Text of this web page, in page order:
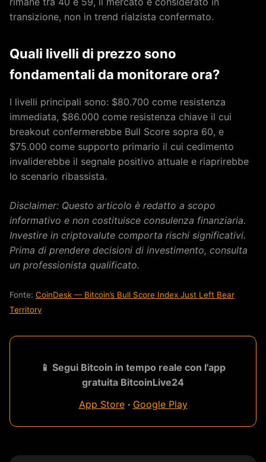
transizione, non in trend rialzista confermato.
Quali livelli di prezzo sono
fondamentali da monitorare ora?
I livelli principali sono: $80.700 come resistenza
immediata, $86.000 come resistenza chiave il cui
breakout confermerebbe Bull Score sopra 60, e
$75.000 come supporto primario il cui cedimento
invaliderebbe il segnale positivo attuale e riaprirebbe
lo scenario ribassista.
Disclaimer: Questo articolo è redatto a scopo
informativo e non costituisce consulenza finanziaria.
Investire in criptovalute comporta rischi significativi.
Prima di prendere decisioni di investimento, consulta
un professionista qualificato.
Fonte: CoinDesk — Bitcoin’s Bull Score Index Just Left Bear
Territory
📱 Segui Bitcoin in tempo reale con l'app
gratuita BitcoinLive24
App Store· Google Play